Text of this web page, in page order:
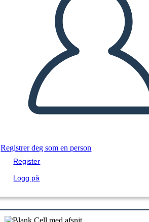
Registrer deg som en person
Register
Logg på